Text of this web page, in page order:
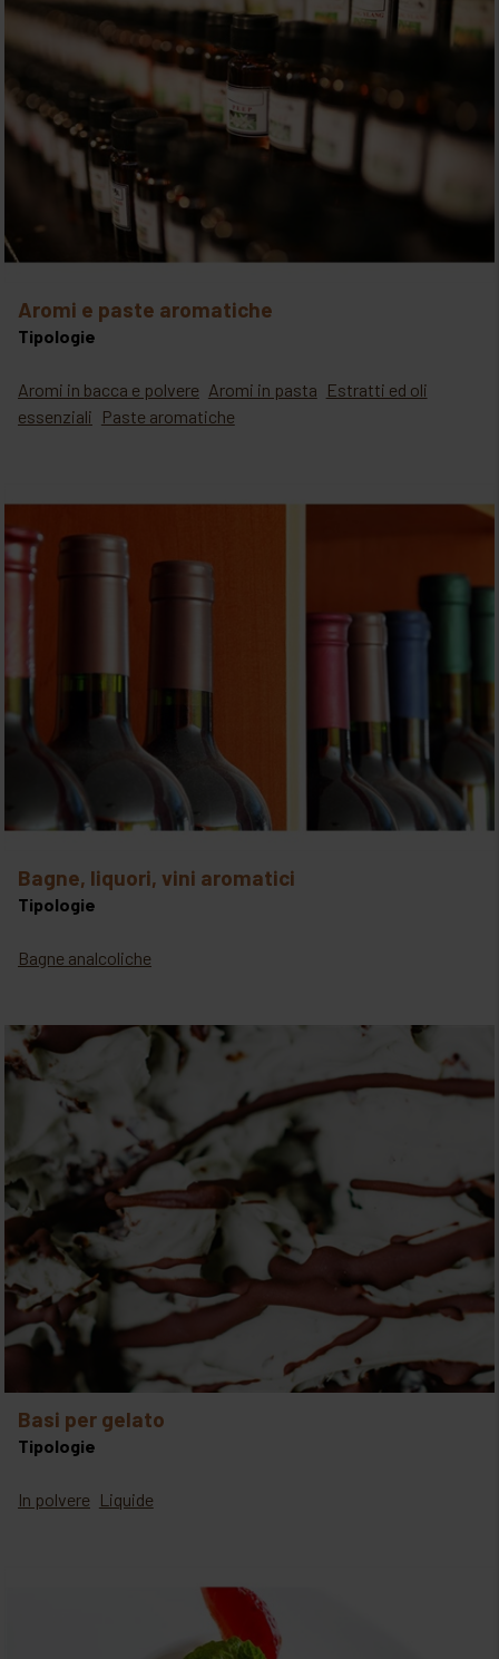
aromi e paste aromatiche
Tipologie
Aromi in bacca e polvere Aromi in pasta Estratti ed oli
essenziali Paste aromatiche
bagne, liquori, vini aromatici
Tipologie
Bagne analcoliche
basi per gelato
Tipologie
In polvere Liquide